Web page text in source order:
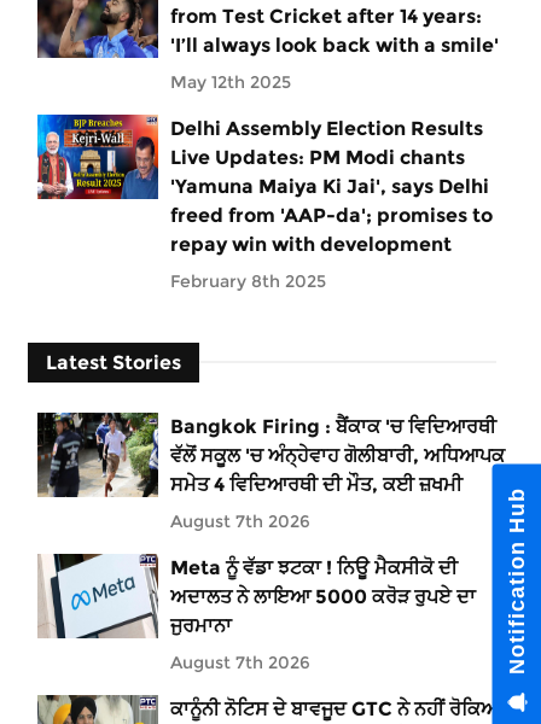
from Test Cricket after 14 years:
'I’ll always look back with a smile'
May 12th 2025
Delhi Assembly Election Results
Live Updates: PM Modi chants
'Yamuna Maiya Ki Jai', says Delhi
freed from 'AAP-da'; promises to
repay win with development
February 8th 2025
Latest Stories
Bangkok Firing : ਬੈਂਕਾਕ 'ਚ ਵਿਦਿਆਰਥੀ
ਵੱਲੋਂ ਸਕੂਲ 'ਚ ਅੰਨ੍ਹੇਵਾਹ ਗੋਲੀਬਾਰੀ, ਅਧਿਆਪਕ
ਸਮੇਤ 4 ਵਿਦਿਆਰਥੀ ਦੀ ਮੌਤ, ਕਈ ਜ਼ਖਮੀ
August 7th 2026
Meta ਨੂੰ ਵੱਡਾ ਝਟਕਾ ! ਨਿਊ ਮੈਕਸੀਕੋ ਦੀ
ਅਦਾਲਤ ਨੇ ਲਾਇਆ 5000 ਕਰੋੜ ਰੁਪਏ ਦਾ
ਜੁਰਮਾਨਾ
August 7th 2026
ਕਾਨੂੰਨੀ ਨੋਟਿਸ ਦੇ ਬਾਵਜੂਦ GTC ਨੇ ਨਹੀਂ ਰੋਕਿਆ
Notification Hub